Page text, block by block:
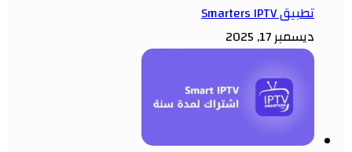
تطبيق Smarters IPTV
ديسمبر 17, 2025